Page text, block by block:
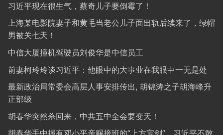
习近平现在很生气，蔡奇儿子要倒霉了！
上海某电影院妻子和黄毛当老公儿子面出轨后续来了，绿帽
男被关七天！
中信大厦撞机驾驶员刘俊华是中信员工
前妻柯玲玲谈习近平：他眼中的大事业在我眼中一无是处
最新政治局常委会高层人事安排传出, 胡锦涛之子胡海峰升
正部级
胡春华突然杀回来，中共五中全会要变天！